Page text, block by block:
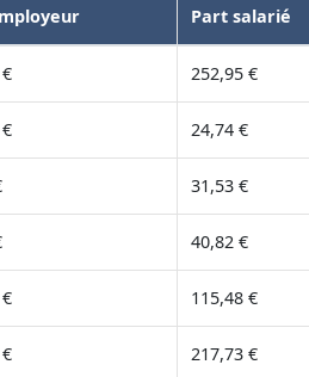
Part salarié
252,95 €
24,74 €
31,53 €
40,82 €
115,48 €
217,73 €